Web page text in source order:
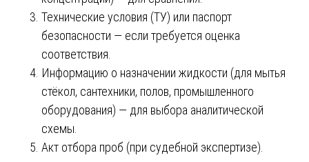
Технические условия (ТУ) или паспорт
безопасности — если требуется оценка
соответствия.
Информацию о назначении жидкости (для мытья
стёкол, сантехники, полов, промышленного
оборудования) — для выбора аналитической
схемы.
Акт отбора проб (при судебной экспертизе).